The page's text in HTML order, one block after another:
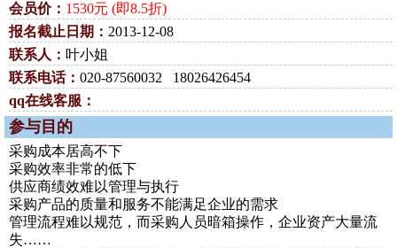
会员价： 1530元 (即8.5折)
报名截止日期： 2013-12-08
联系人： 叶小姐
联系电话： 020-87560032 18026426454
qq在线客服：
参与目的
采购成本居高不下
采购效率非常的低下
供应商绩效难以管理与执行
采购产品的质量和服务不能满足企业的需求
管理流程难以规范，而采购人员暗箱操作，企业资产大量流
失……